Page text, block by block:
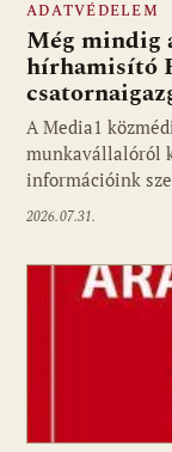
ADATVÉDELEM
Még mindig
hírhamisító
A Media1
munkavállalóról
információink
2026.07.31.